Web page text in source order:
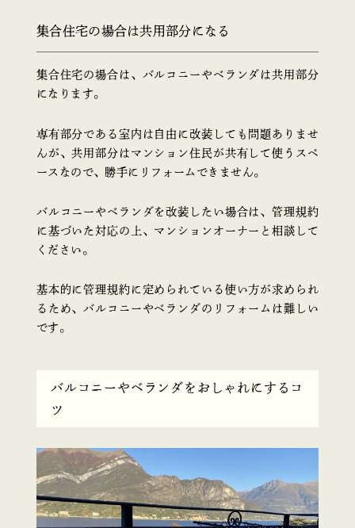
集合住宅の場合は共用部分になる
集合住宅の場合は、バルコニーやベランダは共用部分
になります。
専有部分である室内は自由に改装しても問題ありませ
んが、共用部分はマンション住民が共有して使うスペ
ースなので、勝手にリフォームできません。
バルコニーやベランダを改装したい場合は、管理規約
に基づいた対応の上、マンションオーナーと相談して
ください。
基本的に管理規約に定められている使い方が求められ
るため、バルコニーやベランダのリフォームは難しい
です。
バルコニーやベランダをおしゃれにするコ
ツ